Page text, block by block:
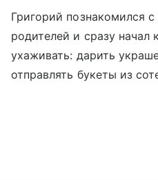
Григорий познакомился
родителей и сразу начал
ухаживать: дарить
отправлять букеты из